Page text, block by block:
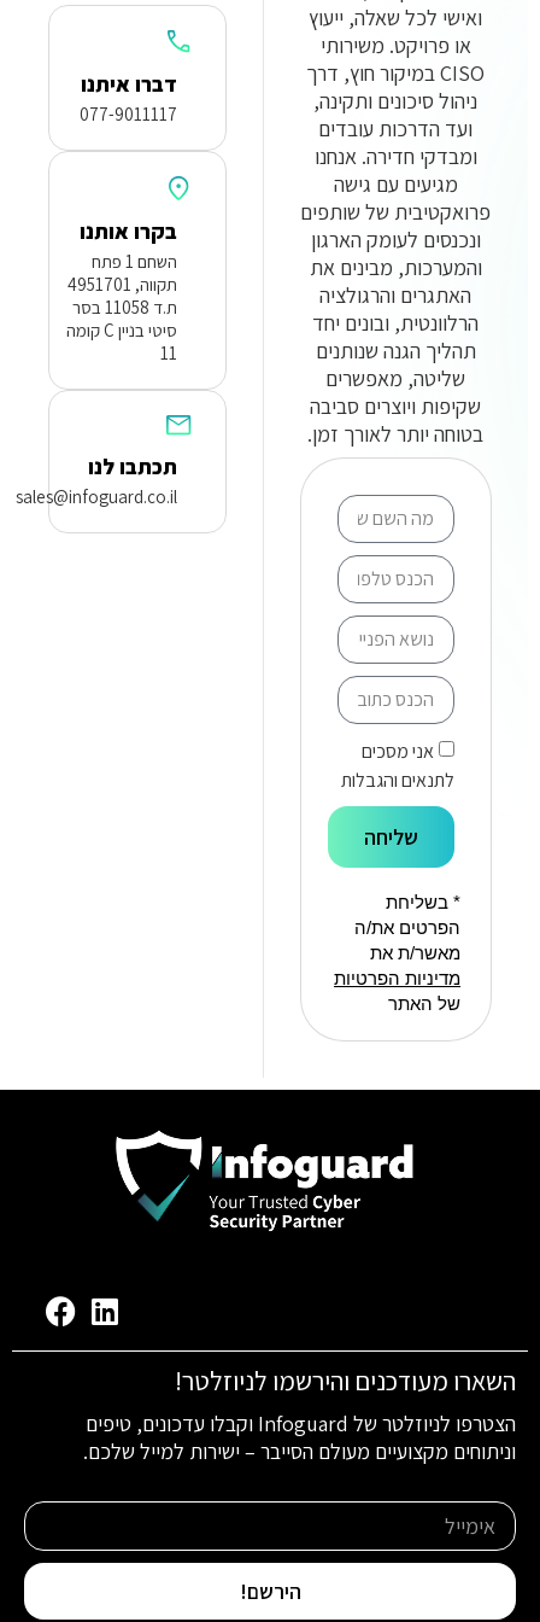
ואישי לכל שאלה, ייעוץ
או פרויקט. משירותי
CISO במיקור חוץ, דרך
ניהול סיכונים ותקינה,
ועד הדרכות עובדים
ומבדקי חדירה. אנחנו
מגיעים עם גישה
פרואקטיבית של שותפים
ונכנסים לעומק הארגון
והמערכות, מבינים את
האתגרים והרגולציה
הרלוונטית, ובונים יחד
תהליך הגנה שנותנים
שליטה, מאפשרים
שקיפות ויוצרים סביבה
בטוחה יותר לאורך זמן.
אני מסכים
לתנאים והגבלות
שליחה
* בשליחת
הפרטים את/ה
מאשר/ת את
מדיניות הפרטיות
של האתר
דברו איתנו
077-9011117
בקרו אותנו
השחם 1 פתח
תקווה, 4951701
ת.ד 11058 בסר
סיטי בניין C קומה
11
תכתבו לנו
sales@infoguard.co.il
השארו מעודכנים והירשמו לניוזלטר!
הצטרפו לניוזלטר של Infoguard וקבלו עדכונים, טיפים
וניתוחים מקצועיים מעולם הסייבר – ישירות למייל שלכם.
הירשם!